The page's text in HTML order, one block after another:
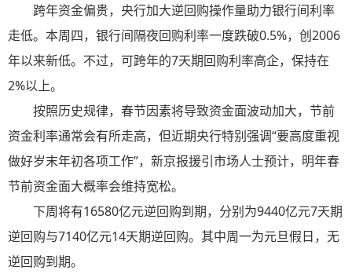
跨年资金偏贵，央行加大逆回购操作量助力银行间利率
走低。本周四，银行间隔夜回购利率一度跌破0.5%，创2006
年以来新低。不过，可跨年的7天期回购利率高企，保持在
2%以上。
按照历史规律，春节因素将导致资金面波动加大，节前
资金利率通常会有所走高，但近期央行特别强调“要高度重视
做好岁末年初各项工作”，新京报援引市场人士预计，明年春
节前资金面大概率会维持宽松。
下周将有16580亿元逆回购到期，分别为9440亿元7天期
逆回购与7140亿元14天期逆回购。其中周一为元旦假日，无
逆回购到期。